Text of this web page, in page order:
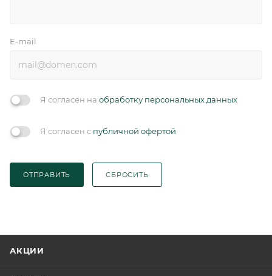
E-mail
Я согласен на обработку персональных данных
Я согласен с публичной офертой
ОТПРАВИТЬ СБРОСИТЬ
АКЦИИ